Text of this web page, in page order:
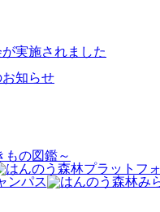
実施されました
知らせ
もの図鑑～